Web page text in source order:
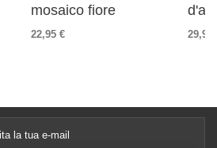
mosaico fiore
22,95 € 29,99